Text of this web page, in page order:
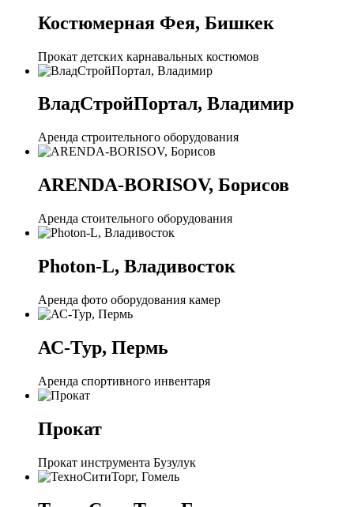
Костюмерная Фея, Бишкек
Прокат детских карнавальных костюмов
ВладСтройПортал, Владимир
Аренда строительного оборудования
ARENDA-BORISOV, Борисов
Аренда стоительного оборудования
Photon-L, Владивосток
Аренда фото оборудования камер
АС-Тур, Пермь
Аренда спортивного инвентаря
Прокат
Прокат инструмента Бузулук